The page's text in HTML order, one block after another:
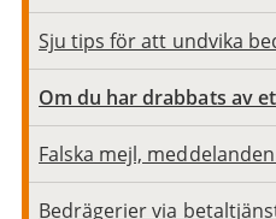
Sju tips för att undvika
Om du har drabbats av
Falska mejl,
Bedrägerier via